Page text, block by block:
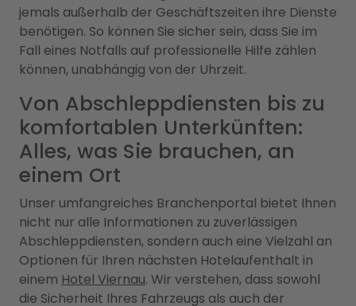
jemals außerhalb der Geschäftszeiten ihre Dienste
benötigen. So können Sie sicher sein, dass Sie im
Fall eines Notfalls auf professionelle Hilfe zählen
können, unabhängig von der Uhrzeit.
Von Abschleppdiensten bis zu
komfortablen Unterkünften:
Alles, was Sie brauchen, an
einem Ort
Unser umfangreiches Branchenportal bietet Ihnen
nicht nur alle Informationen zu zuverlässigen
Abschleppdiensten, sondern auch eine Vielzahl an
Optionen für Ihren nächsten Hotelaufenthalt in
einem Hotel Viernau. Wir verstehen, dass sowohl
die Sicherheit Ihres Fahrzeugs als auch der